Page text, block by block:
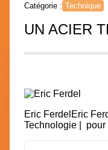
Catégorie : Technique
UN ACIER
Eric Ferdel Eric
Technologie |